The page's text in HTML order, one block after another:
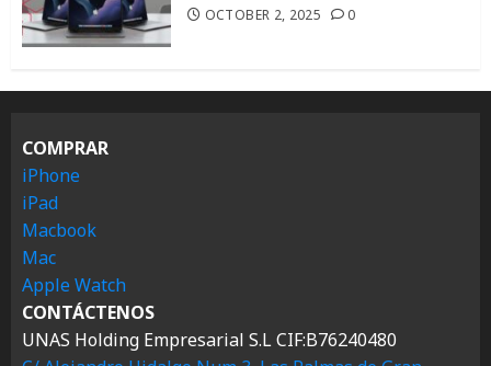
OCTOBER 2, 2025 0
COMPRAR
iPhone
iPad
Macbook
Mac
Apple Watch
CONTÁCTENOS
UNAS Holding Empresarial S.L CIF:B76240480